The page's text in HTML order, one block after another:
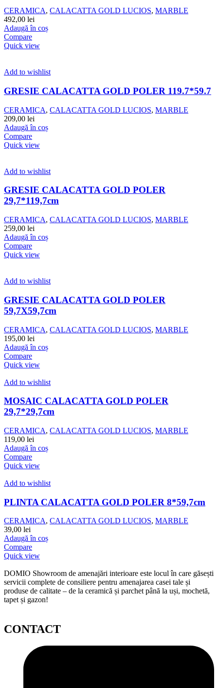
CERAMICA, CALACATTA GOLD LUCIOS, MARBLE
492,00 lei
Adaugă în coș
Compare
Quick view
Add to wishlist
GRESIE CALACATTA GOLD POLER 119.7*59.7
CERAMICA, CALACATTA GOLD LUCIOS, MARBLE
209,00 lei
Adaugă în coș
Compare
Quick view
Add to wishlist
GRESIE CALACATTA GOLD POLER
29,7*119,7cm
CERAMICA, CALACATTA GOLD LUCIOS, MARBLE
259,00 lei
Adaugă în coș
Compare
Quick view
Add to wishlist
GRESIE CALACATTA GOLD POLER
59,7X59,7cm
CERAMICA, CALACATTA GOLD LUCIOS, MARBLE
195,00 lei
Adaugă în coș
Compare
Quick view
Add to wishlist
MOSAIC CALACATTA GOLD POLER
29,7*29,7cm
CERAMICA, CALACATTA GOLD LUCIOS, MARBLE
119,00 lei
Adaugă în coș
Compare
Quick view
Add to wishlist
PLINTA CALACATTA GOLD POLER 8*59,7cm
CERAMICA, CALACATTA GOLD LUCIOS, MARBLE
39,00 lei
Adaugă în coș
Compare
Quick view
DOMIO Showroom de amenajări interioare este locul în care găsești
servicii complete de consiliere pentru amenajarea casei tale și
produse de calitate – de la ceramică și parchet până la uși, mochetă,
tapet și gazon!
CONTACT